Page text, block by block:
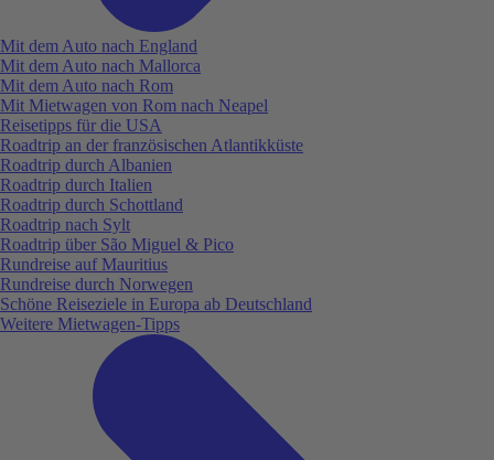
Mit dem Auto nach England
Mit dem Auto nach Mallorca
Mit dem Auto nach Rom
Mit Mietwagen von Rom nach Neapel
Reisetipps für die USA
Roadtrip an der französischen Atlantikküste
Roadtrip durch Albanien
Roadtrip durch Italien
Roadtrip durch Schottland
Roadtrip nach Sylt
Roadtrip über São Miguel & Pico
Rundreise auf Mauritius
Rundreise durch Norwegen
Schöne Reiseziele in Europa ab Deutschland
Weitere Mietwagen-Tipps